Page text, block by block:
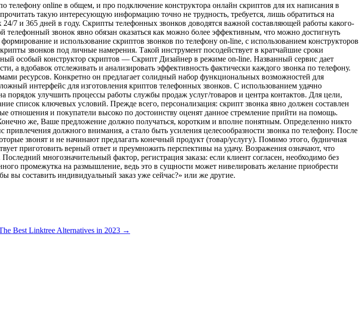
online в общем, и про подключение конструктора онлайн скриптов для их написания в
такую интересующую информацию точно не трудность, требуется, лишь обратиться на
24/7 и 365 дней в году. Скрипты телефонных звонков доводятся важной составляющей работы какого-
звонок явно обязан оказаться как можно более эффективным, что можно достигнуть
и использование скриптов звонков по телефону on-line, с использованием конструкторов
звонков под личные намерения. Такой инструмент посодействует в кратчайшие сроки
особый конструктор скриптов — Скрипт Дизайнер в режиме on-line. Названный сервис дает
а вдобавок отслеживать и анализировать эффективность фактически каждого звонка по телефону.
ресурсов. Конкретно он предлагает солидный набор функциональных возможностей для
интерфейс для изготовления криптов телефонных звонков. С использованием удачно
улучшить процессы работы службы продаж услуг/товаров и центра контактов. Для цели,
список ключевых условий. Прежде всего, персонализация: скрипт звонка явно должен составлен
отношения и покупатели высоко по достоинству оценят данное стремление прийти на помощь.
же, Ваше предложение должно получаться, коротким и вполне понятным. Определенно никто
должного внимания, а стало быть усиления целесообразности звонка по телефону. После
звонят и не начинают предлагать конечный продукт (товар/услугу). Помимо этого, будничная
приготовить верный ответ и преумножить перспективы на удачу. Возражения означают, что
многозначительный фактор, регистрация заказа: если клиент согласен, необходимо без
промежутка на размышление, ведь это в сущности может нивелировать желание приобрести
вы составить индивидуальный заказ уже сейчас?» или же другие.
Best Linktree Alternatives in 2023 →